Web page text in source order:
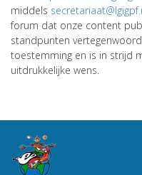
middels
forum dat onze content
standpunten
toestemming en is in strijd
uitdrukkelijke wens.